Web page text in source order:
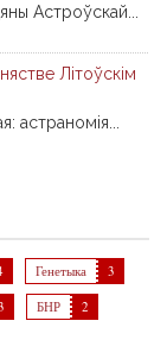
Астроўскай...
Літоўскім
астраномія...
Генетыка
3
БНР 2